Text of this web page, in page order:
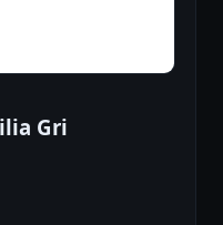
Gri